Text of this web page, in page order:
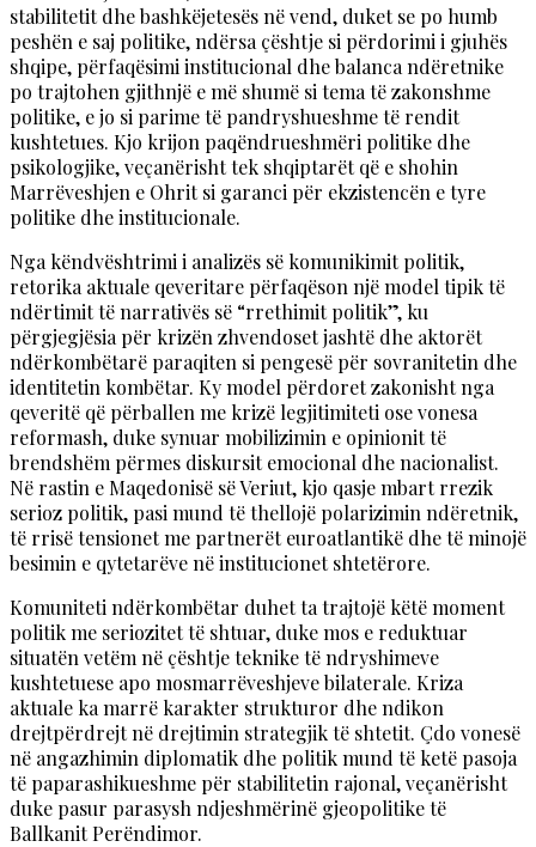
stabilitetit dhe bashkëjetesës në vend, duket se po humb
peshën e saj politike, ndërsa çështje si përdorimi i gjuhës
shqipe, përfaqësimi institucional dhe balanca ndëretnike
po trajtohen gjithnjë e më shumë si tema të zakonshme
politike, e jo si parime të pandryshueshme të rendit
kushtetues. Kjo krijon paqëndrueshmëri politike dhe
psikologjike, veçanërisht tek shqiptarët që e shohin
Marrëveshjen e Ohrit si garanci për ekzistencën e tyre
politike dhe institucionale.
Nga këndvështrimi i analizës së komunikimit politik,
retorika aktuale qeveritare përfaqëson një model tipik të
ndërtimit të narrativës së “rrethimit politik”, ku
përgjegjësia për krizën zhvendoset jashtë dhe aktorët
ndërkombëtarë paraqiten si pengesë për sovranitetin dhe
identitetin kombëtar. Ky model përdoret zakonisht nga
qeveritë që përballen me krizë legjitimiteti ose vonesa
reformash, duke synuar mobilizimin e opinionit të
brendshëm përmes diskursit emocional dhe nacionalist.
Në rastin e Maqedonisë së Veriut, kjo qasje mbart rrezik
serioz politik, pasi mund të thellojë polarizimin ndëretnik,
të rrisë tensionet me partnerët euroatlantikë dhe të minojë
besimin e qytetarëve në institucionet shtetërore.
Komuniteti ndërkombëtar duhet ta trajtojë këtë moment
politik me seriozitet të shtuar, duke mos e reduktuar
situatën vetëm në çështje teknike të ndryshimeve
kushtetuese apo mosmarrëveshjeve bilaterale. Kriza
aktuale ka marrë karakter strukturor dhe ndikon
drejtpërdrejt në drejtimin strategjik të shtetit. Çdo vonesë
në angazhimin diplomatik dhe politik mund të ketë pasoja
të paparashikueshme për stabilitetin rajonal, veçanërisht
duke pasur parasysh ndjeshmërinë gjeopolitike të
Ballkanit Perëndimor.